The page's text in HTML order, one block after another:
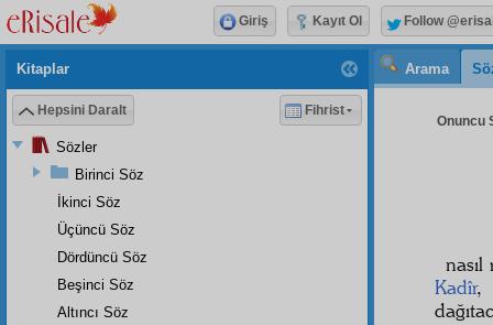
Arama
Onuncu
Kadîr
Kitaplar
Hepsini Daralt Fihrist
Sözler
Birinci Söz
İkinci Söz
Üçüncü Söz
Dördüncü Söz
Beşinci Söz
Altıncı Söz
Giriş Kayıt Ol Follow